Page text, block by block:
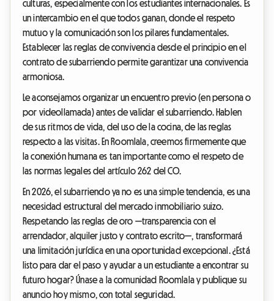
culturas, especialmente con los estudiantes internacionales. Es
un intercambio en el que todos ganan, donde el respeto
mutuo y la comunicación son los pilares fundamentales.
Establecer las reglas de convivencia desde el principio en el
contrato de subarriendo permite garantizar una convivencia
armoniosa.
Le aconsejamos organizar un encuentro previo (en persona o
por videollamada) antes de validar el subarriendo. Hablen
de sus ritmos de vida, del uso de la cocina, de las reglas
respecto a las visitas. En Roomlala, creemos firmemente que
la conexión humana es tan importante como el respeto de
las normas legales del artículo 262 del CO.
En 2026, el subarriendo ya no es una simple tendencia, es una
necesidad estructural del mercado inmobiliario suizo.
Respetando las reglas de oro —transparencia con el
arrendador, alquiler justo y contrato escrito—, transformará
una limitación jurídica en una oportunidad excepcional. ¿Está
listo para dar el paso y ayudar a un estudiante a encontrar su
futuro hogar? Únase a la comunidad Roomlala y publique su
anuncio hoy mismo, con total seguridad.